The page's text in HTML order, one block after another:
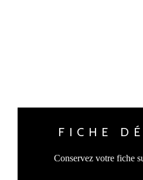
FICHE
Conservez votre fiche